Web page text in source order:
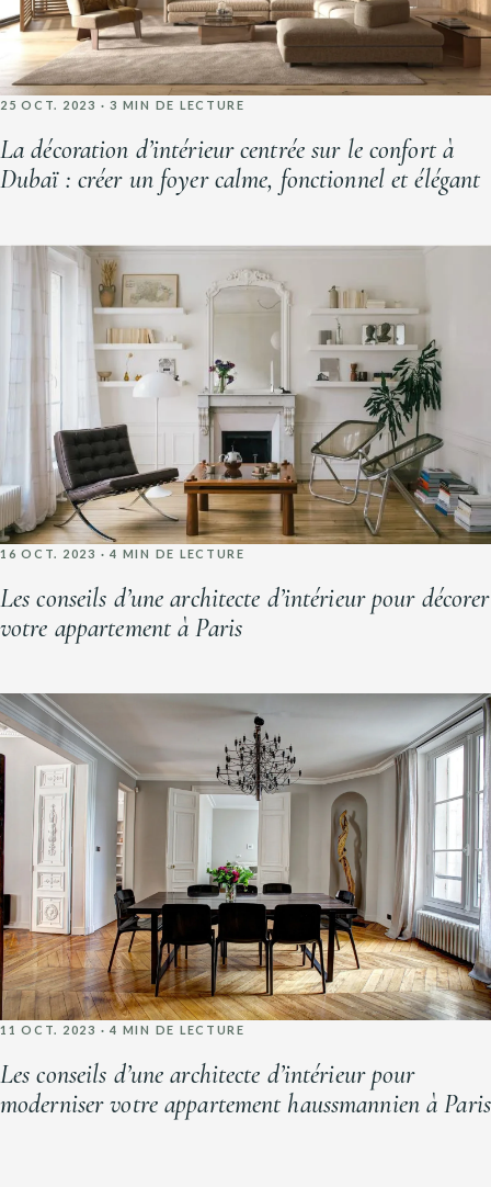
25 OCT. 2023 · 3 MIN DE LECTURE
La décoration d’intérieur centrée sur le confort à
Dubaï : créer un foyer calme, fonctionnel et élégant
16 OCT. 2023 · 4 MIN DE LECTURE
Les conseils d’une architecte d’intérieur pour décorer
votre appartement à Paris
11 OCT. 2023 · 4 MIN DE LECTURE
Les conseils d’une architecte d’intérieur pour
moderniser votre appartement haussmannien à Paris